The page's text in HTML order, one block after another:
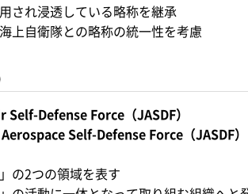
され浸透している略称を継承
上自衛隊との略称の統一性を考慮
Self-Defense Force（JASDF）
Self-Defense Force（JASDF）
の2つの領域を表す